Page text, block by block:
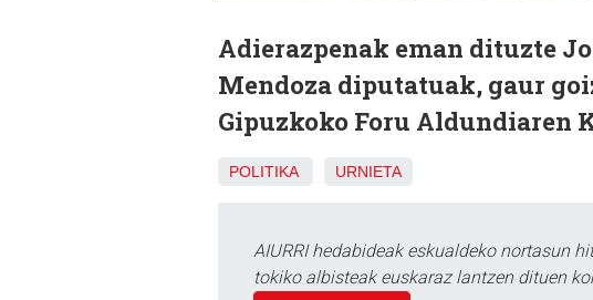
Adierazpenak eman dituzte
Mendoza diputatuak, gaur
Gipuzkoko Foru Aldundiaren
POLITIKA URNIETA
AIURRI hedabideak eskualdeko nortasun
tokiko albisteak euskaraz lantzen dituen